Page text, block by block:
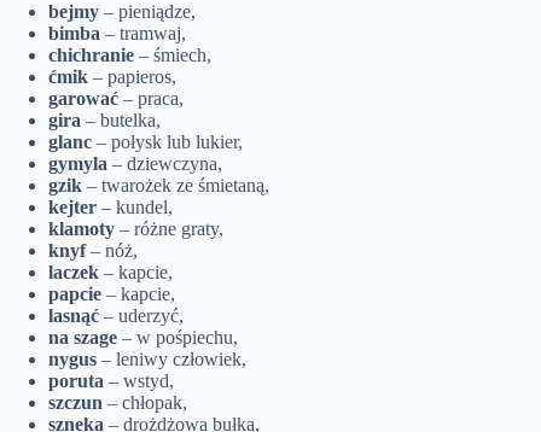
bejmy – pieniądze,
bimba – tramwaj,
chichranie – śmiech,
ćmik – papieros,
garować – praca,
gira – butelka,
glanc – połysk lub lukier,
gymyla – dziewczyna,
gzik – twarożek ze śmietaną,
kejter – kundel,
klamoty – różne graty,
knyf– nóż,
laczek – kapcie,
papcie – kapcie,
lasnąć – uderzyć,
na szage – w pośpiechu,
nygus – leniwy człowiek,
poruta – wstyd,
szczun – chłopak,
szneka – drożdżowa bułka,